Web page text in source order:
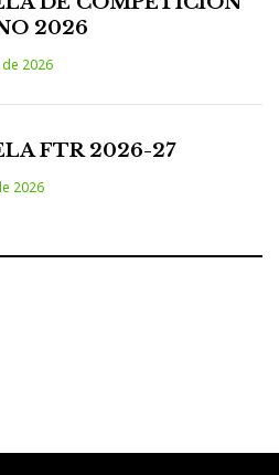
2026
2026
FTR 2026-27
2026